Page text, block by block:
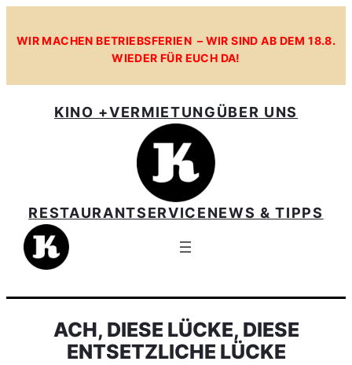
WIR MACHEN BETRIEBSFERIEN – WIR SIND AB DEM 18.8.
WIEDER FÜR EUCH DA!
KINO +VERMIETUNGÜBER UNS
RESTAURANTSERVICENEWS & TIPPS
ACH, DIESE LÜCKE, DIESE
ENTSETZLICHE LÜCKE